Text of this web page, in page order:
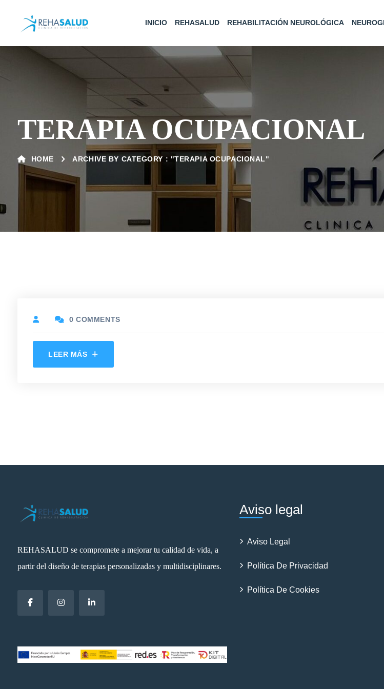
INICIO REHASALUD REHABILITACIÓN NEUROLÓGICA
TERAPIA OCUPACIONAL
HOME ARCHIVE BY CATEGORY : "TERAPIA OCUPACIONAL"
0 COMMENTS
LEER MÁS
REHASALUD se compromete a mejorar tu calidad de vida, a
partir del diseño de terapias personalizadas y multidisciplinares.
Aviso legal
Aviso Legal
Política De Privacidad
Política De Cookies